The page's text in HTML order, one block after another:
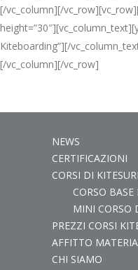
[/vc_column][/
Kiteboarding”][/
[/vc_column][/vc_row]
NEWS
CERTIFICAZIONI
CORSI DI
CORSO
MINI CORSO
PREZZI CORSI
AFFITTO
CHI SIAMO